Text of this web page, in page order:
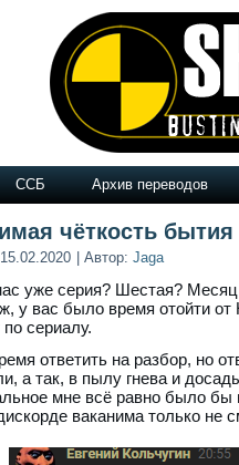
ССБ Архив переводов
чёткость бытия
15.02.2020 Автор: Jaga
уже серия? Шестая? Месяц
у вас было время отойти от
сериалу.
ответить на разбор, но
а так, в пылу гнева и
мне всё равно было бы
ваканима только не